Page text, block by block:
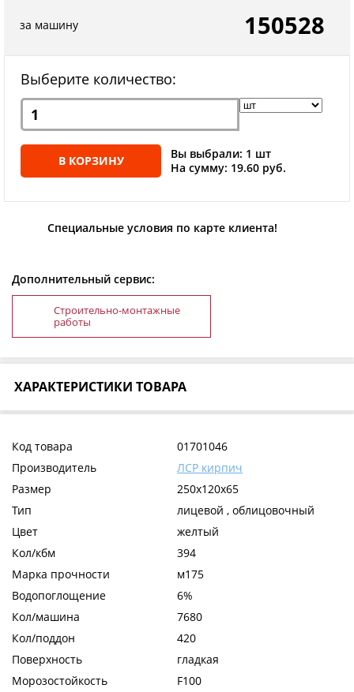
за машину 150528
Выберите количество:
В КОРЗИНУ
Вы выбрали: 1 шт
На сумму: 19.60 руб.
Специальные условия по карте клиента!
Дополнительный сервис:
Строительно-монтажные
работы
ХАРАКТЕРИСТИКИ ТОВАРА
Код товара
01701046
Производитель
ЛСР кирпич
Размер
250x120x65
Тип
лицевой , облицовочный
Цвет
желтый
Кол/кбм
394
Марка прочности
м175
Водопоглощение
6%
Кол/машина
7680
Кол/поддон
420
Поверхность
гладкая
Морозостойкость
F100